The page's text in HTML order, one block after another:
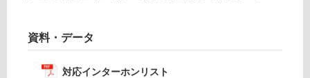
て
い
な
資料・データ
対応インターホンリスト